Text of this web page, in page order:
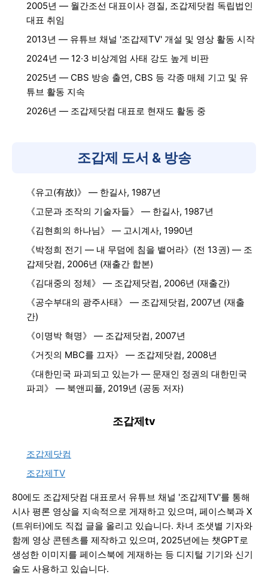
2005년 — 월간조선 대표이사 경질, 조갑제닷컴 독립법인
대표 취임
2013년 — 유튜브 채널 '조갑제TV' 개설 및 영상 활동 시작
2024년 — 12·3 비상계엄 사태 강도 높게 비판
2025년 — CBS 방송 출연, CBS 등 각종 매체 기고 및 유
튜브 활동 지속
2026년 — 조갑제닷컴 대표로 현재도 활동 중
조갑제 도서 & 방송
《유고(有故)》 — 한길사, 1987년
《고문과 조작의 기술자들》 — 한길사, 1987년
《김현희의 하나님》 — 고시계사, 1990년
《박정희 전기 — 내 무덤에 침을 뱉어라》(전 13권) — 조
갑제닷컴, 2006년 (재출간 합본)
《김대중의 정체》 — 조갑제닷컴, 2006년 (재출간)
《공수부대의 광주사태》 — 조갑제닷컴, 2007년 (재출
간)
《이명박 혁명》 — 조갑제닷컴, 2007년
《거짓의 MBC를 끄자》 — 조갑제닷컴, 2008년
《대한민국 파괴되고 있는가 — 문재인 정권의 대한민국
파괴》 — 북앤피플, 2019년 (공동 저자)
조갑제tv
조갑제닷컴
조갑제TV
80에도 조갑제닷컴 대표로서 유튜브 채널 '조갑제TV'를 통해
시사 평론 영상을 지속적으로 게재하고 있으며, 페이스북과 X
(트위터)에도 직접 글을 올리고 있습니다. 차녀 조샛별 기자와
함께 영상 콘텐츠를 제작하고 있으며, 2025년에는 챗GPT로
생성한 이미지를 페이스북에 게재하는 등 디지털 기기와 신기
술도 사용하고 있습니다.